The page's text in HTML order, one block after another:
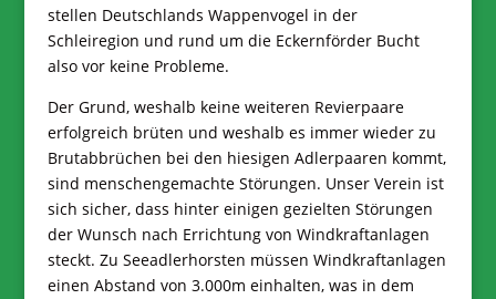
stellen Deutschlands Wappenvogel in der
Schleiregion und rund um die Eckernförder Bucht
also vor keine Probleme.
Der Grund, weshalb keine weiteren Revierpaare
erfolgreich brüten und weshalb es immer wieder zu
Brutabbrüchen bei den hiesigen Adlerpaaren kommt,
sind menschengemachte Störungen. Unser Verein ist
sich sicher, dass hinter einigen gezielten Störungen
der Wunsch nach Errichtung von Windkraftanlagen
steckt. Zu Seeadlerhorsten müssen Windkraftanlagen
einen Abstand von 3.000m einhalten, was in dem